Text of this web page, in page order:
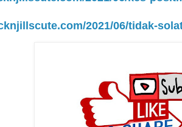
2021/06/tidak-